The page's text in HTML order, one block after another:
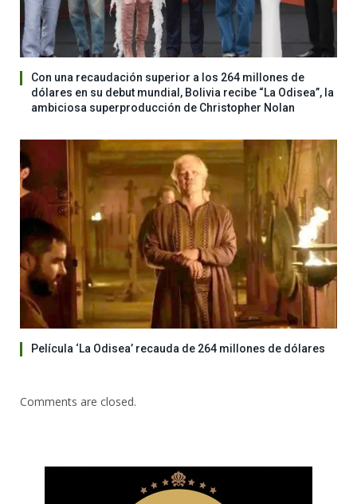
Con una recaudación superior a los 264 millones de
dólares en su debut mundial, Bolivia recibe “La Odisea”, la
ambiciosa superproducción de Christopher Nolan
Película ‘La Odisea’ recauda de 264 millones de dólares
Comments are closed.